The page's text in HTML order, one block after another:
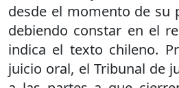
desde el momento de su
debiendo constar en el
indica el texto chileno.
juicio oral, el Tribunal de